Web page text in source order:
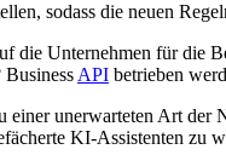
sodass die neuen
Unternehmen für die
API betrieben
unerwarteten Art
KI-Assistenten zu